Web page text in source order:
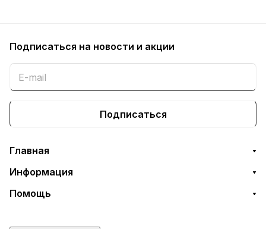
Подписаться на новости и акции
Подписаться
Главная
Информация
Помощь